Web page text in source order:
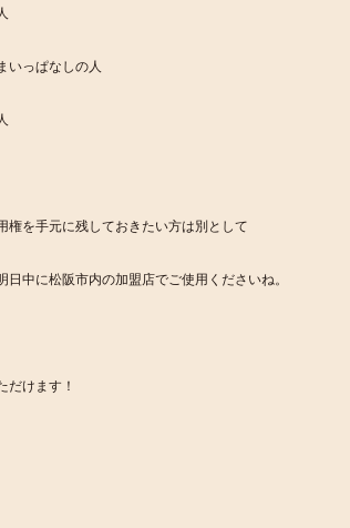
いっぱなしの人
権を手元に残しておきたい方は別として
日中に松阪市内の加盟店でご使用くださいね。
だけます！